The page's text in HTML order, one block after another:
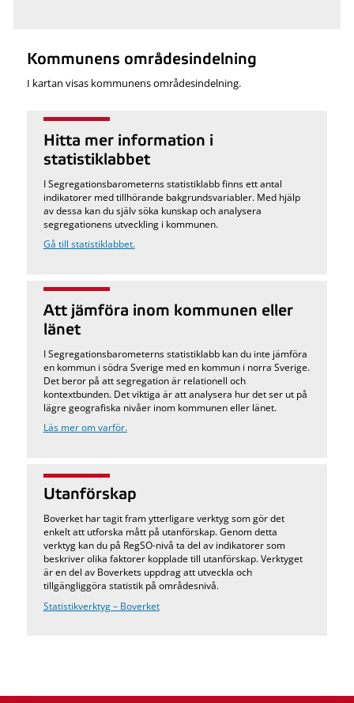
Kommunens områdesindelning
I kartan visas kommunens områdesindelning.
Hitta mer information i
statistiklabbet
I Segregationsbarometerns statistiklabb finns ett antal
indikatorer med tillhörande bakgrundsvariabler. Med hjälp
av dessa kan du själv söka kunskap och analysera
segregationens utveckling i kommunen.
Gå till statistiklabbet.
Att jämföra inom kommunen eller
länet
I Segregationsbarometerns statistiklabb kan du inte jämföra
en kommun i södra Sverige med en kommun i norra Sverige.
Det beror på att segregation är relationell och
kontextbunden. Det viktiga är att analysera hur det ser ut på
lägre geografiska nivåer inom kommunen eller länet.
Läs mer om varför.
Utanförskap
Boverket har tagit fram ytterligare verktyg som gör det
enkelt att utforska mått på utanförskap. Genom detta
verktyg kan du på RegSO-nivå ta del av indikatorer som
beskriver olika faktorer kopplade till utanförskap. Verktyget
är en del av Boverkets uppdrag att utveckla och
tillgängliggöra statistik på områdesnivå.
Statistikverktyg – Boverket